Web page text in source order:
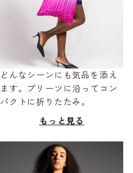
どんなシーンにも気品を添え
ます。プリーツに沿ってコン
パクトに折りたたみ。
もっと見る